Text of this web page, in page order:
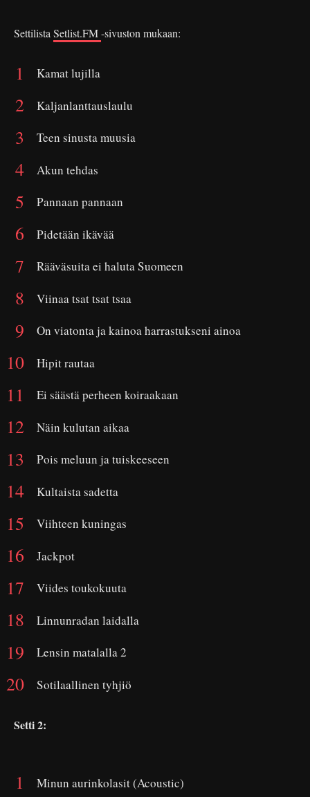
Settilista Setlist.FM-sivuston mukaan:
Kamat lujilla
Kaljanlanttauslaulu
Teen sinusta muusia
Akun tehdas
Pannaan pannaan
Pidetään ikävää
Rääväsuita ei haluta Suomeen
Viinaa tsat tsat tsaa
On viatonta ja kainoa harrastukseni ainoa
Hipit rautaa
Ei säästä perheen koiraakaan
Näin kulutan aikaa
Pois meluun ja tuiskeeseen
Kultaista sadetta
Viihteen kuningas
Jackpot
Viides toukokuuta
Linnunradan laidalla
Lensin matalalla 2
Sotilaallinen tyhjiö
Setti 2:
Minun aurinkolasit (Acoustic)